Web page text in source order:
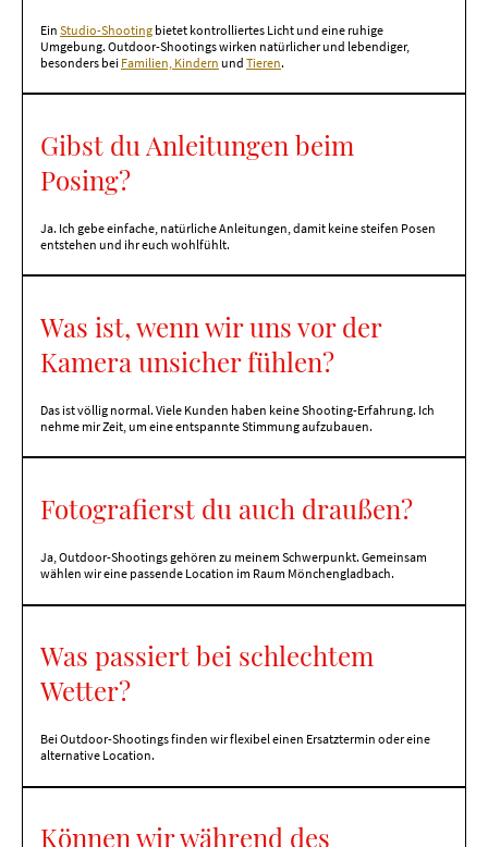
Ein Studio-Shooting bietet kontrolliertes Licht und eine ruhige
Umgebung. Outdoor-Shootings wirken natürlicher und lebendiger,
besonders bei Familien, Kindern und Tieren.
Gibst du Anleitungen beim
Posing?
Ja. Ich gebe einfache, natürliche Anleitungen, damit keine steifen Posen
entstehen und ihr euch wohlfühlt.
Was ist, wenn wir uns vor der
Kamera unsicher fühlen?
Das ist völlig normal. Viele Kunden haben keine Shooting-Erfahrung. Ich
nehme mir Zeit, um eine entspannte Stimmung aufzubauen.
Fotografierst du auch draußen?
Ja, Outdoor-Shootings gehören zu meinem Schwerpunkt. Gemeinsam
wählen wir eine passende Location im Raum Mönchengladbach.
Was passiert bei schlechtem
Wetter?
Bei Outdoor-Shootings finden wir flexibel einen Ersatztermin oder eine
alternative Location.
Können wir während des